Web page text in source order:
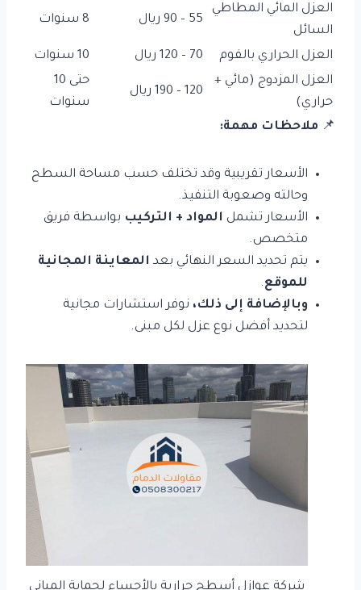
العزل المائي المطاطي
السائل
55 – 90 ريال 8 سنوات
العزل الحراري بالفوم 70 – 120 ريال
10 سنوات
العزل المزدوج (مائي +
حراري)
120 – 190 ريال
حتى 10
سنوات
📌 ملاحظات مهمة:
الأسعار تقريبية وقد تختلف حسب مساحة السطح
وحالته وصعوبة التنفيذ.
الأسعار تشمل المواد + التركيب بواسطة فريق
متخصص.
يتم تحديد السعر النهائي بعد المعاينة المجانية
للموقع.
وبالإضافة إلى ذلك، نوفر استشارات مجانية
لتحديد أفضل نوع عزل لكل مبنى.